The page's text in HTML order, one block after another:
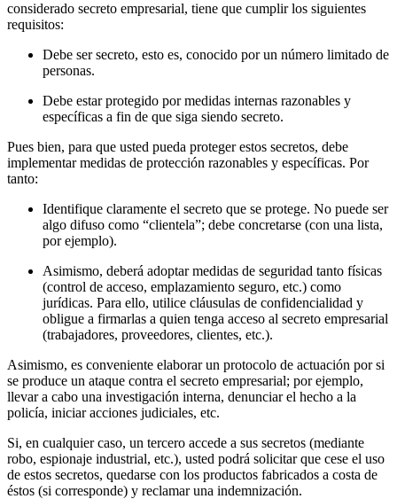
considerado secreto empresarial, tiene que cumplir los siguientes
requisitos:
Debe ser secreto, esto es, conocido por un número limitado de
personas.
Debe estar protegido por medidas internas razonables y
específicas a fin de que siga siendo secreto.
Pues bien, para que usted pueda proteger estos secretos, debe
implementar medidas de protección razonables y específicas. Por
tanto:
Identifique claramente el secreto que se protege. No puede ser
algo difuso como “clientela”; debe concretarse (con una lista,
por ejemplo).
Asimismo, deberá adoptar medidas de seguridad tanto físicas
(control de acceso, emplazamiento seguro, etc.) como
jurídicas. Para ello, utilice cláusulas de confidencialidad y
obligue a firmarlas a quien tenga acceso al secreto empresarial
(trabajadores, proveedores, clientes, etc.).
Asimismo, es conveniente elaborar un protocolo de actuación por si
se produce un ataque contra el secreto empresarial; por ejemplo,
llevar a cabo una investigación interna, denunciar el hecho a la
policía, iniciar acciones judiciales, etc.
Si, en cualquier caso, un tercero accede a sus secretos (mediante
robo, espionaje industrial, etc.), usted podrá solicitar que cese el uso
de estos secretos, quedarse con los productos fabricados a costa de
éstos (si corresponde) y reclamar una indemnización.